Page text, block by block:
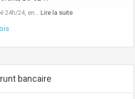
24h/24, en… Lire la suite
bancaire